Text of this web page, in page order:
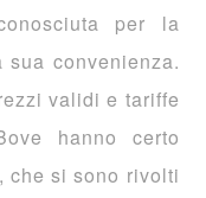
per la
convenienza.
validi e tariffe
hanno certo
che si sono rivolti